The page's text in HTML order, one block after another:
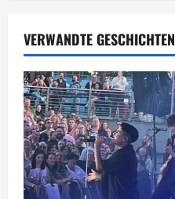
g
s
n
a
v
VERWANDTE GESCHICHTEN